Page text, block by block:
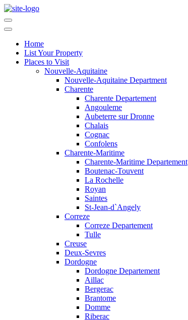
Home
List Your Property
Places to Visit
Nouvelle-Aquitaine
Nouvelle-Aquitaine Department
Charente
Charente Departement
Angouleme
Aubeterre sur Dronne
Chalais
Cognac
Confolens
Charente-Maritime
Charente-Maritime Departement
Boutenac-Touvent
La Rochelle
Royan
Saintes
St-Jean-d`Angely
Correze
Correze Departement
Tulle
Creuse
Deux-Sevres
Dordogne
Dordogne Departement
Aillac
Bergerac
Brantome
Domme
Riberac